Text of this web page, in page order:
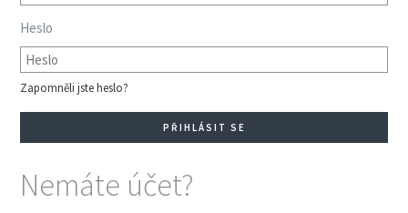
Heslo
Zapomněli jste heslo?
Nemáte účet?